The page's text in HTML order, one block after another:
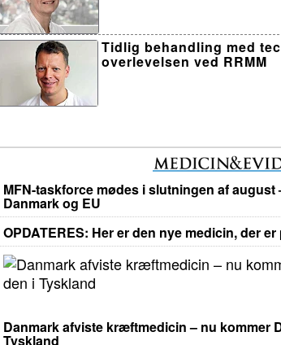
Tidlig behandling med
overlevelsen ved RRMM
MFN-taskforce mødes i slutningen af
Danmark og EU
OPDATERES: Her er den nye medicin, der
Danmark afviste kræftmedicin – nu kommer
Tyskland